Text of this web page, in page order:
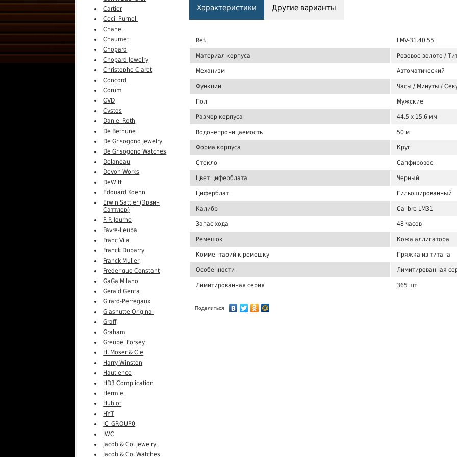
Cartier
Cecil Purnell
Chanel
Chaumet
Chopard
Chopard Jewelry
Christophe Claret
Concord
Corum
CVD
Cvstos
Daniel Roth
De Bethune
De Grisogono Jewelry
De Grisogono Watches
Delaneau
Devon Works
DeWitt
Edouard Koehn
Erwin Sattler (Эрвин
Саттлер)
F. P. Journe
Favre-Leuba
Franc Vila
Franck Dubarry
Franck Muller
Frederique Constant
GaGa Milano
Gerald Genta
Girard-Perregaux
Glashutte Original
Graff
Graham
Greubel Forsey
H. Moser & Cie
Harry Winston
Hautlence
HD3 Complication
Hermle
Hublot
HYT
IC_GROUP0
IWC
Jacob & Co. Jewelry
Jacob & Co. Watches
Характеристики Другие варианты
Ref. LMV-31.40.55
Материал корпуса Розовое золото /
Механизм Автоматический
Функции Часы / Минуты /
Пол Мужские
Размер корпуса 44.5 x 15.6 мм
Водонепроницаемость 50 м
Форма корпуса Круг
Стекло Сапфировое
Цвет циферблата Черный
Циферблат Гильошированный
Калибр Calibre LM31
Запас хода 48 часов
Ремешок Кожа аллигатора
Комментарий к ремешку Пряжка из титана
Особенности Лимитированная
Лимитированная серия 365 шт
Поделиться